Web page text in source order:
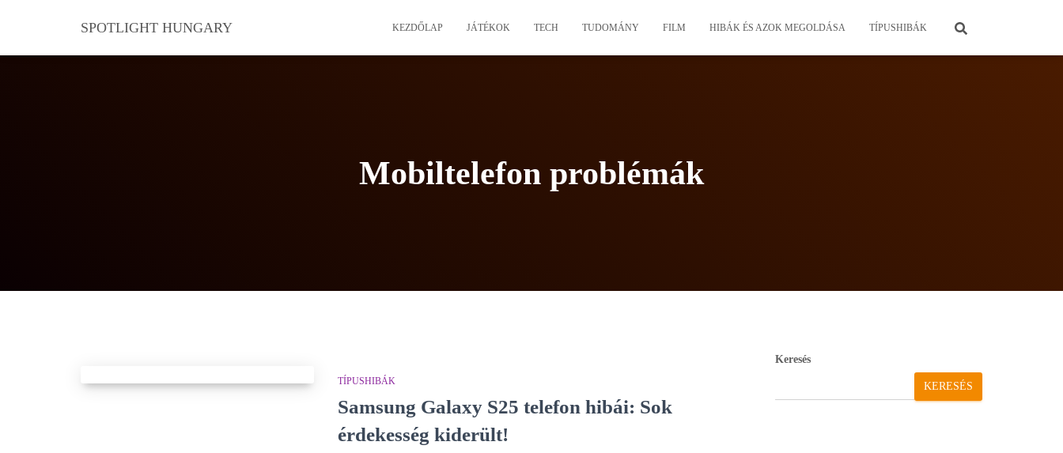
SPOTLIGHT HUNGARY KEZDŐLAP JÁTÉKOK TECH TUDOMÁNY FILM HIBÁK ÉS AZOK MEGOLDÁSA TÍPUSHIBÁK
Mobiltelefon problémák
TÍPUSHIBÁK
Samsung Galaxy S25 telefon hibái: Sok
érdekesség kiderült!
Keresés
KERESÉS